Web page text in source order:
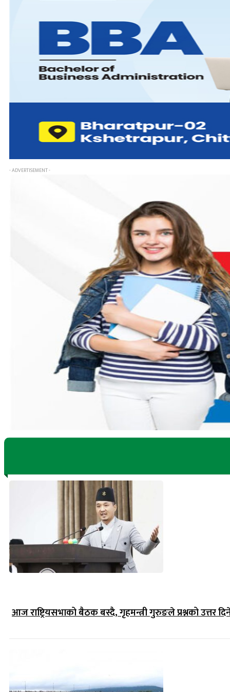
- ADVERTISEMENT -
आज राष्ट्रियसभाको बैठक बस्दै, गृहमन्त्री गुरुङले प्रश्नको उत्तर